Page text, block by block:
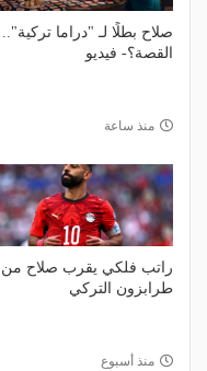
صلاح بطلًا لـ "دراما تركية"..
القصة؟- فيديو
منذ ساعة
راتب فلكي يقرب صلاح من
طرابزون التركي
منذ أسبوع